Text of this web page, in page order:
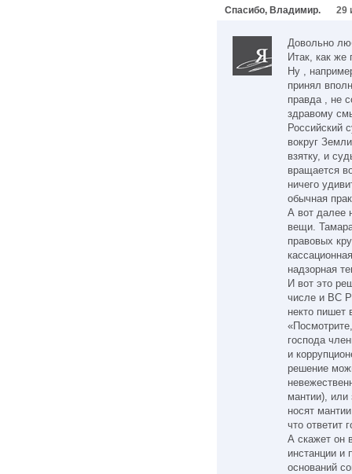
Спасибо, Владимир. 29
Довольно
Итак, как же
Ну ,
принял
правда , не
здравому
Российский
вокруг
взятку, и
вращается
ничего
обычная
А вот далее
вещи.
правовых
надзорная
И вот это
числе и ВС
некто пишет
господа
и
решение
мантии),
носят
что ответит
А скажет он
инстанции и
оснований